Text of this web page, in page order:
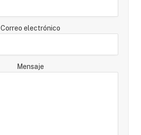
Correo electrónico
Mensaje